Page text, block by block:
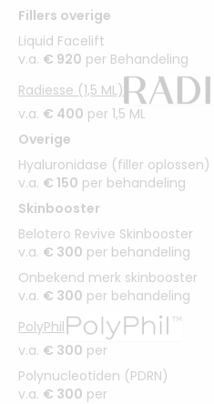
Fillers overige
Liquid Facelift
v.a. € 920 per Behandeling
Radiesse (1,5 ML)
v.a. € 400 per 1,5 ML
Overige
Hyaluronidase (filler oplossen)
v.a. € 150 per behandeling
Skinbooster
Belotero Revive Skinbooster
v.a. € 300 per behandeling
Onbekend merk skinbooster
v.a. € 300 per behandeling
PolyPhil
v.a. € 300 per
Polynucleotiden (PDRN)
v.a. € 300 per